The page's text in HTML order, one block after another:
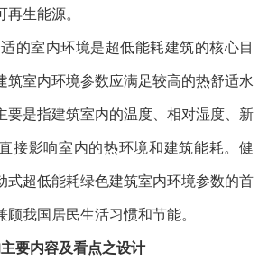
生能源。
的室内环境是超低能耗建筑的核心目
筑室内环境参数应满足较高的热舒适水
要是指建筑室内的温度、相对湿度、新
接影响室内的热环境和建筑能耗。健
式超低能耗绿色建筑室内环境参数的首
我国居民生活习惯和节能。
主要内容及看点之设计